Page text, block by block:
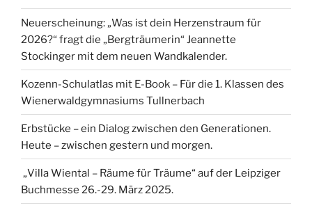
Neuerscheinung: „Was ist dein Herzenstraum für
2026?“ fragt die „Bergträumerin“ Jeannette
Stockinger mit dem neuen Wandkalender.
Kozenn-Schulatlas mit E-Book – Für die 1. Klassen des
Wienerwaldgymnasiums Tullnerbach
Erbstücke – ein Dialog zwischen den Generationen.
Heute – zwischen gestern und morgen.
„Villa Wiental – Räume für Träume“ auf der Leipziger
Buchmesse 26.-29. März 2025.